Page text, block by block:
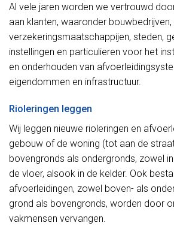
Al vele jaren worden we vertrouwd
aan klanten, waaronder
verzekeringsmaatschappijen, steden,
instellingen en particulieren voor het
en onderhouden van
eigendommen en infrastructuur.
Rioleringen leggen
Wij leggen nieuwe rioleringen en
gebouw of de woning (tot aan de
bovengronds als ondergronds, zowel
de vloer, alsook in de kelder. Ook
afvoerleidingen, zowel boven- als
grond als bovengronds, worden door
vakmensen vervangen.